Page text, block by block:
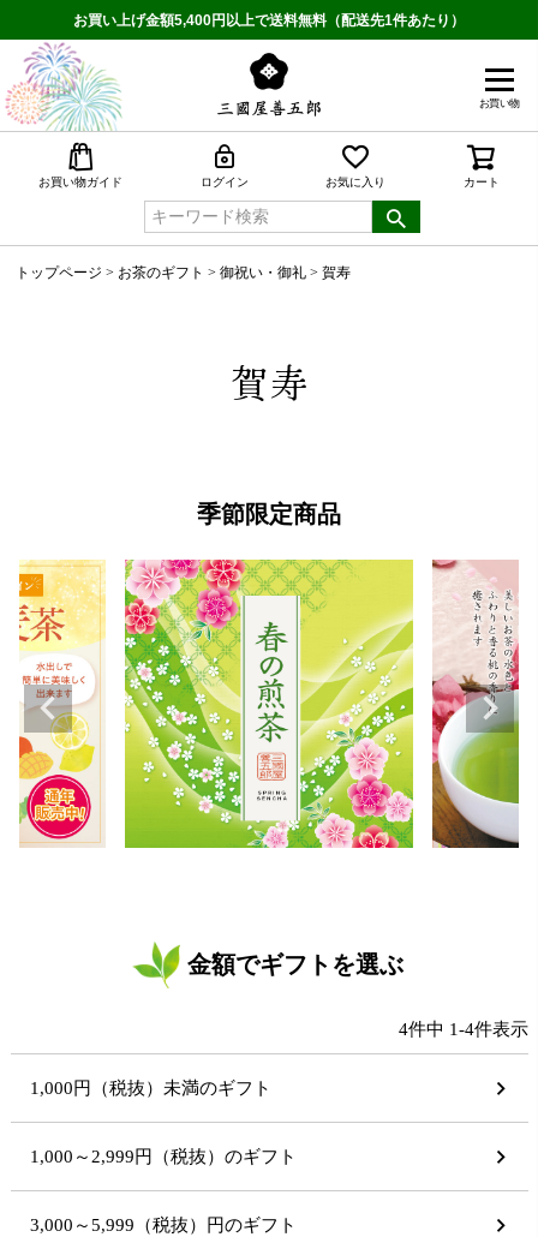
お買い上げ金額5,400円以上で送料無料（配送先1件あたり）
お買い物
お買い物ガイド ログイン お気に入り カート
トップページ お茶のギフト 御祝い・御礼 賀寿
賀寿
季節限定商品
金額でギフトを選ぶ
4件中 1-4件表示
1,000円（税抜）未満のギフト
1,000～2,999円（税抜）のギフト
3,000～5,999（税抜）円のギフト